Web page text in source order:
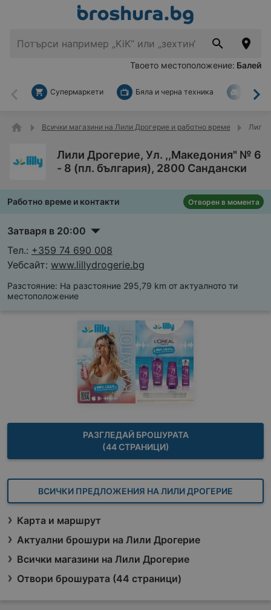
Твоето местоположение: Балей
Назад
Супермаркети Бяла и черна техника За
Всички магазини на Лили Дрогерие и работно време Лили
Лили Дрогерие, Ул. ,,Македония" № 6
- 8 (пл. българия), 2800 Сандански
Работно време и контакти Отворен в момента
Затваря в 20:00
Тел.: +359 74 690 008
Уебсайт: www.lillydrogerie.bg
Разстояние: На разстояние 295,79 km от актуалното ти
местоположение
РАЗГЛЕДАЙ БРОШУРАТА
(44 СТРАНИЦИ)
ВСИЧКИ ПРЕДЛОЖЕНИЯ НА ЛИЛИ ДРОГЕРИЕ
Карта и маршрут
Актуални брошури на Лили Дрогерие
Всички магазини на Лили Дрогерие
Отвори брошурата (44 страници)